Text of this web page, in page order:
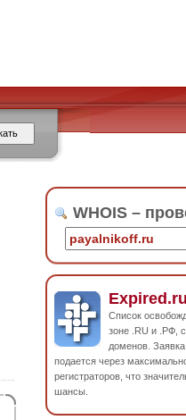
WHOIS –
Expired.ru
Список
зоне .RU и .РФ,
доменов.
подается через
регистраторов, что
шансы.